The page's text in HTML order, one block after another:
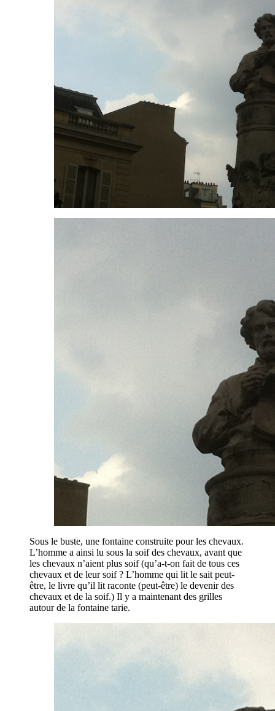
Sous le buste, une fontaine construite pour les chevaux.
L’homme a ainsi lu sous la soif des chevaux, avant que
les chevaux n’aient plus soif (qu’a-t-on fait de tous ces
chevaux et de leur soif ? L’homme qui lit le sait peut-
être, le livre qu’il lit raconte (peut-être) le devenir des
chevaux et de la soif.) Il y a maintenant des grilles
autour de la fontaine tarie.